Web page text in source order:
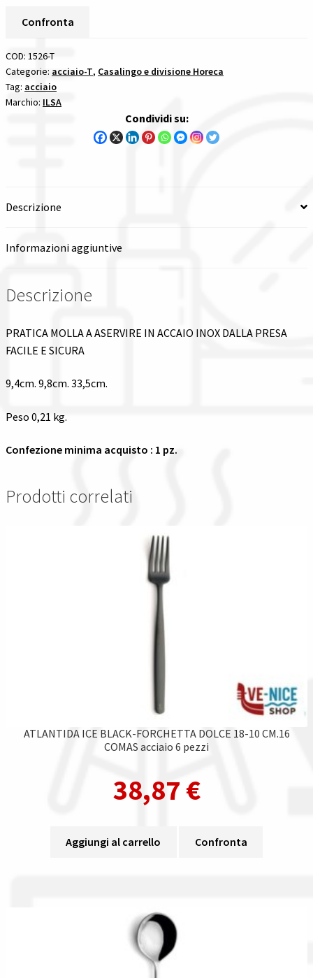
Spedizioni in italia
Tutte le categorie dei prodotti
Wishlist
SERVIRE
CM.30
708
ILSA
acciaio
Confronta
COD: 1526-T
Categorie: acciaio-T, Casalingo e divisione Horeca
Tag: acciaio
Marchio: ILSA
Condividi su:
Descrizione
Informazioni aggiuntive
Descrizione
PRATICA MOLLA A ASERVIRE IN ACCAIO INOX DALLA PRESA
FACILE E SICURA
9,4cm. 9,8cm. 33,5cm.
Peso 0,21 kg.
Confezione minima acquisto : 1 pz.
Prodotti correlati
ATLANTIDA ICE BLACK-FORCHETTA DOLCE 18-10 CM.16
COMAS acciaio 6 pezzi
38,87 €
Aggiungi al carrello Confronta